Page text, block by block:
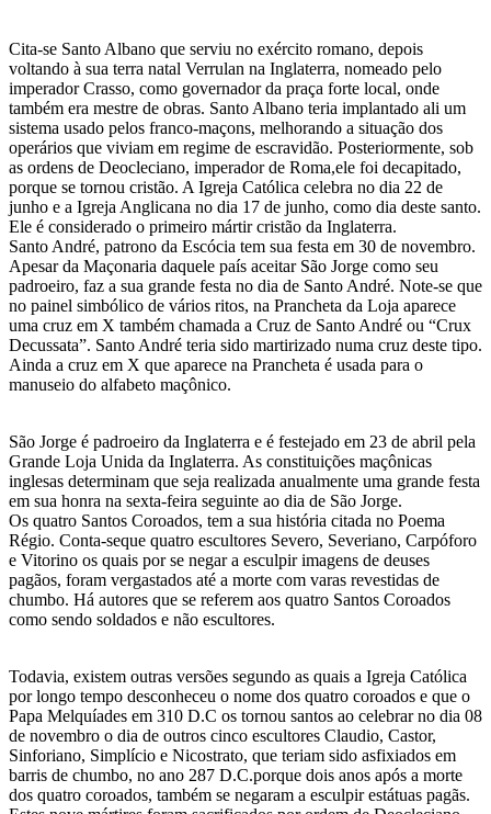
Cita-se Santo Albano que serviu no exército romano, depois
voltando à sua terra natal Verrulan na Inglaterra, nomeado pelo
imperador Crasso, como governador da praça forte local, onde
também era mestre de obras. Santo Albano teria implantado ali um
sistema usado pelos franco-maçons, melhorando a situação dos
operários que viviam em regime de escravidão. Posteriormente, sob
as ordens de Deocleciano, imperador de Roma,ele foi decapitado,
porque se tornou cristão. A Igreja Católica celebra no dia 22 de
junho e a Igreja Anglicana no dia 17 de junho, como dia deste santo.
Ele é considerado o primeiro mártir cristão da Inglaterra.
Santo André, patrono da Escócia tem sua festa em 30 de novembro.
Apesar da Maçonaria daquele país aceitar São Jorge como seu
padroeiro, faz a sua grande festa no dia de Santo André. Note-se que
no painel simbólico de vários ritos, na Prancheta da Loja aparece
uma cruz em X também chamada a Cruz de Santo André ou “Crux
Decussata”. Santo André teria sido martirizado numa cruz deste tipo.
Ainda a cruz em X que aparece na Prancheta é usada para o
manuseio do alfabeto maçônico.
São Jorge é padroeiro da Inglaterra e é festejado em 23 de abril pela
Grande Loja Unida da Inglaterra. As constituições maçônicas
inglesas determinam que seja realizada anualmente uma grande festa
em sua honra na sexta-feira seguinte ao dia de São Jorge.
Os quatro Santos Coroados, tem a sua história citada no Poema
Régio. Conta-seque quatro escultores Severo, Severiano, Carpóforo
e Vitorino os quais por se negar a esculpir imagens de deuses
pagãos, foram vergastados até a morte com varas revestidas de
chumbo. Há autores que se referem aos quatro Santos Coroados
como sendo soldados e não escultores.
Todavia, existem outras versões segundo as quais a Igreja Católica
por longo tempo desconheceu o nome dos quatro coroados e que o
Papa Melquíades em 310 D.C os tornou santos ao celebrar no dia 08
de novembro o dia de outros cinco escultores Claudio, Castor,
Sinforiano, Simplício e Nicostrato, que teriam sido asfixiados em
barris de chumbo, no ano 287 D.C.porque dois anos após a morte
dos quatro coroados, também se negaram a esculpir estátuas pagãs.